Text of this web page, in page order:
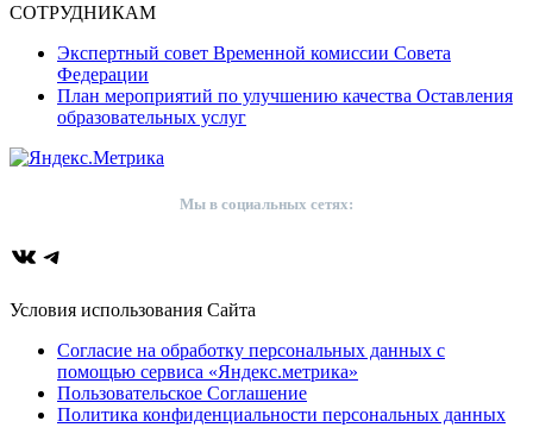
СОТРУДНИКАМ
Экспертный совет Временной комиссии Совета
Федерации
План мероприятий по улучшению качества Оставления
образовательных услуг
Мы в социальных сетях:
ВКонтакте
Telegram
Условия использования Сайта
Согласие на обработку персональных данных с
помощью сервиса «Яндекс.метрика»
Пользовательское Соглашение
Политика конфиденциальности персональных данных